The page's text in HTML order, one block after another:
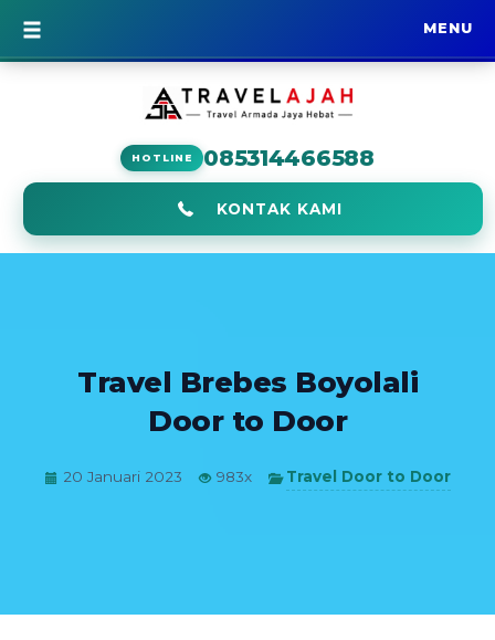
MENU
BERANDA
HOTLINE 085314466588
KONTAK KAMI
Travel Brebes Boyolali
Door to Door
20 Januari 2023 983x Travel Door to Door